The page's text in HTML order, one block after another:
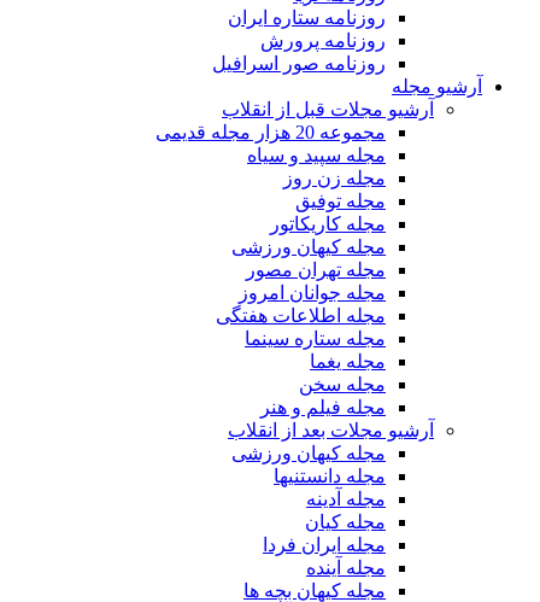
روزنامه ستاره ایران
روزنامه پرورش
روزنامه صور اسرافیل
آرشیو مجله
آرشیو مجلات قبل از انقلاب
مجموعه 20 هزار مجله قدیمی
مجله سپید و سیاه
مجله زن روز
مجله توفیق
مجله کاریکاتور
مجله کیهان ورزشی
مجله تهران مصور
مجله جوانان امروز
مجله اطلاعات هفتگی
مجله ستاره سینما
مجله یغما
مجله سخن
مجله فیلم و هنر
آرشیو مجلات بعد از انقلاب
مجله کیهان ورزشی
مجله دانستنیها
مجله آدینه
مجله کیان
مجله ایران فردا
مجله آینده
مجله کیهان بچه ها